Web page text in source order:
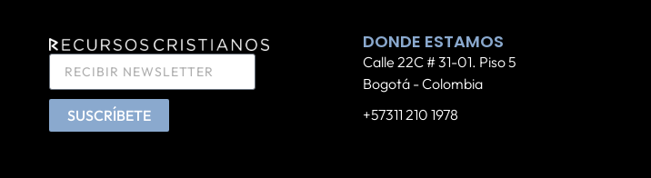
SUSCRÍBETE
DONDE ESTAMOS
Calle 22C # 31-01. Piso 5
Bogotá - Colombia
+57311 210 1978